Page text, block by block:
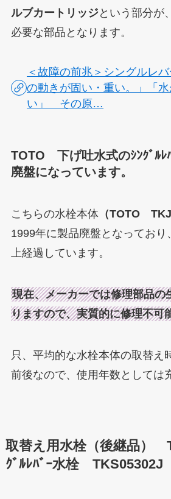
ルブカートリッジという部分が
必要な部品となります。
＜故障の前兆＞シングルレ
の動きが固い・重い。」「水
い」 その原…
TOTO 下げ吐水式のｼﾝｸﾞﾙﾚ
廃盤になっています。
こちらの水栓本体（TOTO
1999年に製品廃盤となっており
上経過しています。
現在、メーカーでは修理部品の
りますので、実質的に修理不可
只、平均的な水栓本体の取替え
前後なので、使用年数としては
取替え用水栓（後継品）
ｸﾞﾙﾚﾊﾞｰ水栓 TKS05302J